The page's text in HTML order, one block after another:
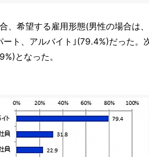
、希望する雇用形態(男性の場合は
ート、アルバイト｣(79.4%)だった。
となった。